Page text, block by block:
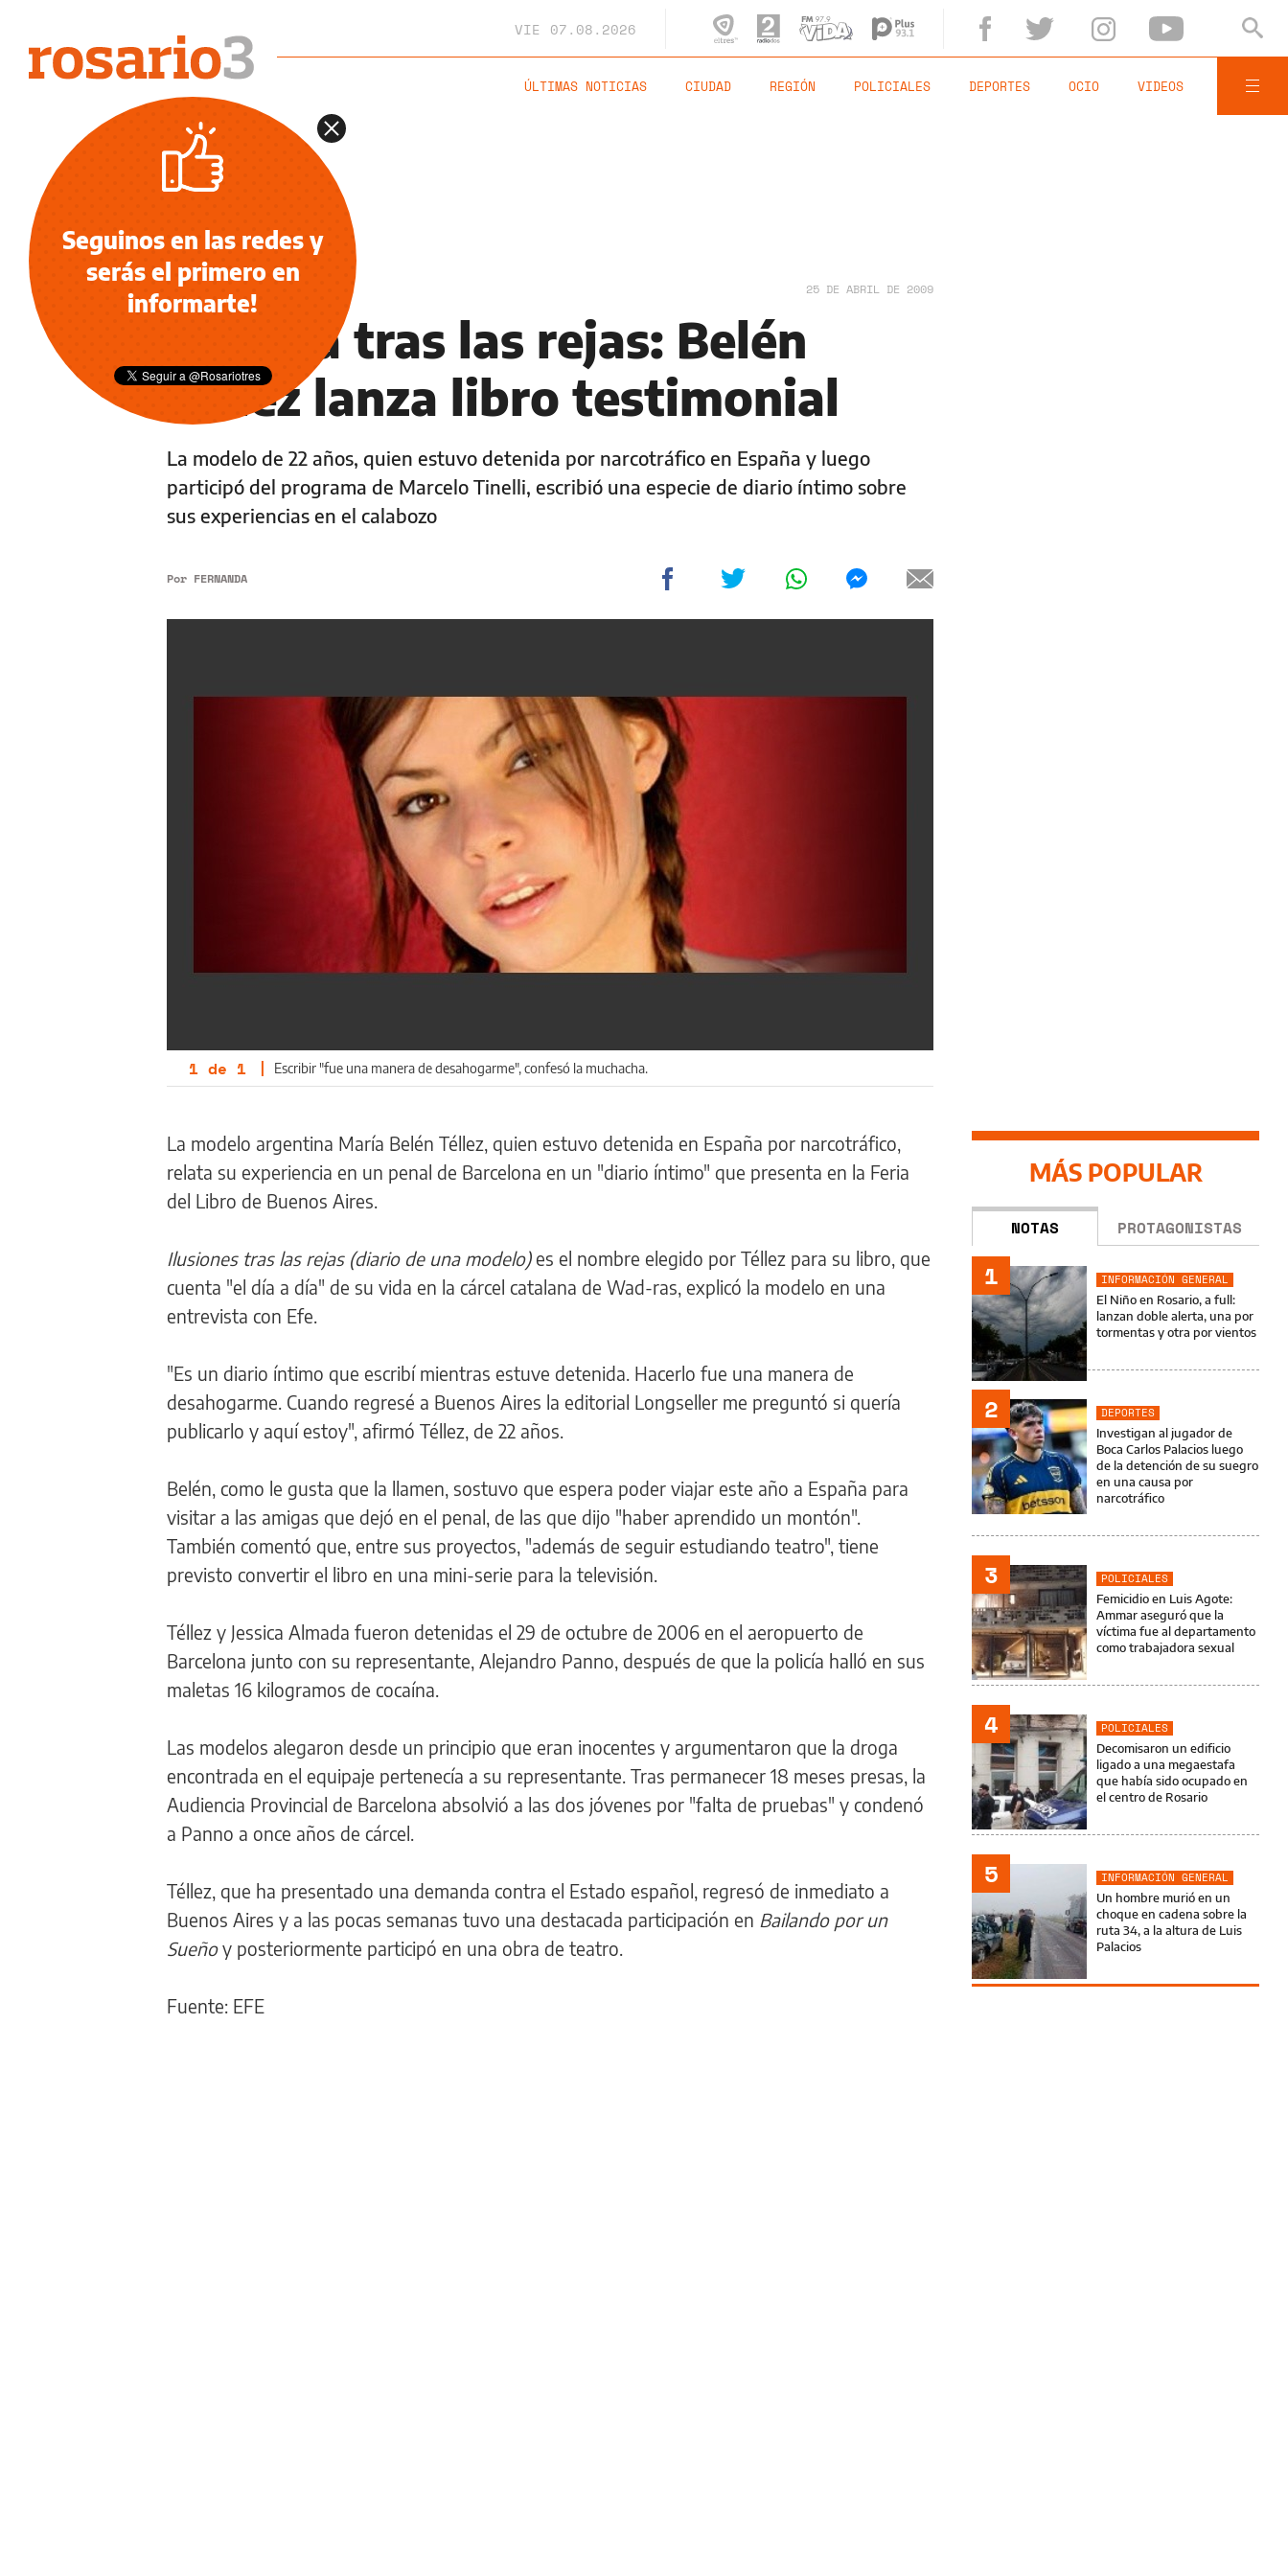
VIE 07.08.2026
ÚLTIMAS NOTICIAS CIUDAD REGIÓN POLICIALES DEPORTES OCIO VIDEOS
NOTICIAS 25 DE ABRIL DE 2009
Mi vida tras las rejas: Belén
Téllez lanza libro testimonial
La modelo de 22 años, quien estuvo detenida por narcotráfico en España y luego
participó del programa de Marcelo Tinelli, escribió una especie de diario íntimo sobre
sus experiencias en el calabozo
Por FERNANDA
1 de 1 | Escribir "fue una manera de desahogarme", confesó la muchacha.
La modelo argentina María Belén Téllez, quien estuvo detenida en España por narcotráfico,
relata su experiencia en un penal de Barcelona en un "diario íntimo" que presenta en la Feria
del Libro de Buenos Aires.
Ilusiones tras las rejas (diario de una modelo)es el nombre elegido por Téllez para su libro, que
cuenta "el día a día" de su vida en la cárcel catalana de Wad-ras, explicó la modelo en una
entrevista con Efe.
"Es un diario íntimo que escribí mientras estuve detenida. Hacerlo fue una manera de
desahogarme. Cuando regresé a Buenos Aires la editorial Longseller me preguntó si quería
publicarlo y aquí estoy", afirmó Téllez, de 22 años.
Belén, como le gusta que la llamen, sostuvo que espera poder viajar este año a España para
visitar a las amigas que dejó en el penal, de las que dijo "haber aprendido un montón".
También comentó que, entre sus proyectos, "además de seguir estudiando teatro", tiene
previsto convertir el libro en una mini-serie para la televisión.
Téllez y Jessica Almada fueron detenidas el 29 de octubre de 2006 en el aeropuerto de
Barcelona junto con su representante, Alejandro Panno, después de que la policía halló en sus
maletas 16 kilogramos de cocaína.
Las modelos alegaron desde un principio que eran inocentes y argumentaron que la droga
encontrada en el equipaje pertenecía a su representante. Tras permanecer 18 meses presas, la
Audiencia Provincial de Barcelona absolvió a las dos jóvenes por "falta de pruebas" y condenó
a Panno a once años de cárcel.
Téllez, que ha presentado una demanda contra el Estado español, regresó de inmediato a
Buenos Aires y a las pocas semanas tuvo una destacada participación en Bailando por un
Sueñoy posteriormente participó en una obra de teatro.
Fuente: EFE
MÁS POPULAR
NOTAS PROTAGONISTAS
1
INFORMACIÓN GENERAL
El Niño en Rosario, a full:
lanzan doble alerta, una por
tormentas y otra por vientos
2
DEPORTES
Investigan al jugador de
Boca Carlos Palacios luego
de la detención de su suegro
en una causa por
narcotráfico
3
POLICIALES
Femicidio en Luis Agote:
Ammar aseguró que la
víctima fue al departamento
como trabajadora sexual
4
POLICIALES
Decomisaron un edificio
ligado a una megaestafa
que había sido ocupado en
el centro de Rosario
5
INFORMACIÓN GENERAL
Un hombre murió en un
choque en cadena sobre la
ruta 34, a la altura de Luis
Palacios
Seguinos en las redes y
serás el primero en
informarte!